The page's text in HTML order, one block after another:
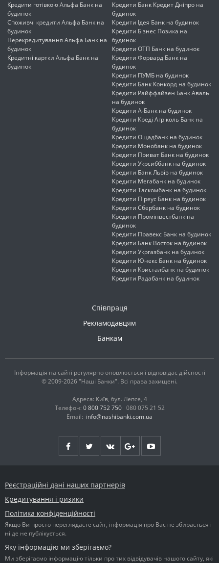
Кредити готівкою Альфа Банк на
будинок
Споживчі кредити Альфа Банк на
будинок
Перекредитування Альфа Банк на
будинок
Кредитні картки Альфа Банк на
будинок
Кредити Банк Кредит Дніпро на
будинок
Кредити Ідея Банк на будинок
Кредити Бізнес Позика на
будинок
Кредити ОТП Банк на будинок
Кредити Форвард Банк на
будинок
Кредити ПУМБ на будинок
Кредити Банк Конкорд на будинок
Кредити Райффайзен Банк Аваль
на будинок
Кредити А-Банк на будинок
Кредити Креді Агріколь Банк на
будинок
Кредити Ощадбанк на будинок
Кредити Монобанк на будинок
Кредити Приват Банк на будинок
Кредити Укрсиббанк на будинок
Кредити Банк Львів на будинок
Кредити Мегабанк на будинок
Кредити Таскомбанк на будинок
Кредити Піреус Банк на будинок
Кредити Сбербанк на будинок
Кредити Промінвестбанк на
будинок
Кредити Правекс Банк на будинок
Кредити Банк Восток на будинок
Кредити Укргазбанк на будинок
Кредити Юнекс Банк на будинок
Кредити Кристалбанк на будинок
Кредити Радабанк на будинок
Співпраця
Рекламодавцям
Банкам
Інформація на сайті регулярно оновлюється і відповідає дійсності
© 2009-2026 "Наші Банки". Всі права захищені.
Адреса: Київ, бул. Лепсе, 4
Телефон: 0 800 752 750 080 075 21 52
Email: info@nashibanki.com.ua
Реєстраційні дані наших партнерів
Кредитування і ризики
Політика конфіденційності
Якщо Ви просто переглядаєте сайт, інформація про Вас не збирається і
ні де не публікується.
Яку інформацію ми зберігаємо?
Ми зберігаємо інформацію тільки про тих відвідувачів нашого сайту, які